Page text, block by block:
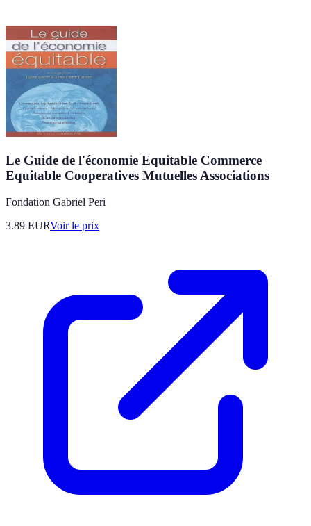
Le Guide de l'économie Equitable Commerce
Equitable Cooperatives Mutuelles Associations
Fondation Gabriel Peri
3.89 EURVoir le prix